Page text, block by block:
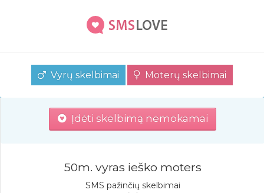
Vyrų skelbimai Moterų skelbimai
Įdėti skelbimą nemokamai
50m. vyras ieško moters
SMS pažinčių skelbimai